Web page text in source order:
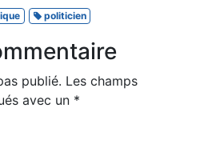
politicien
publié. Les champs
avec un *